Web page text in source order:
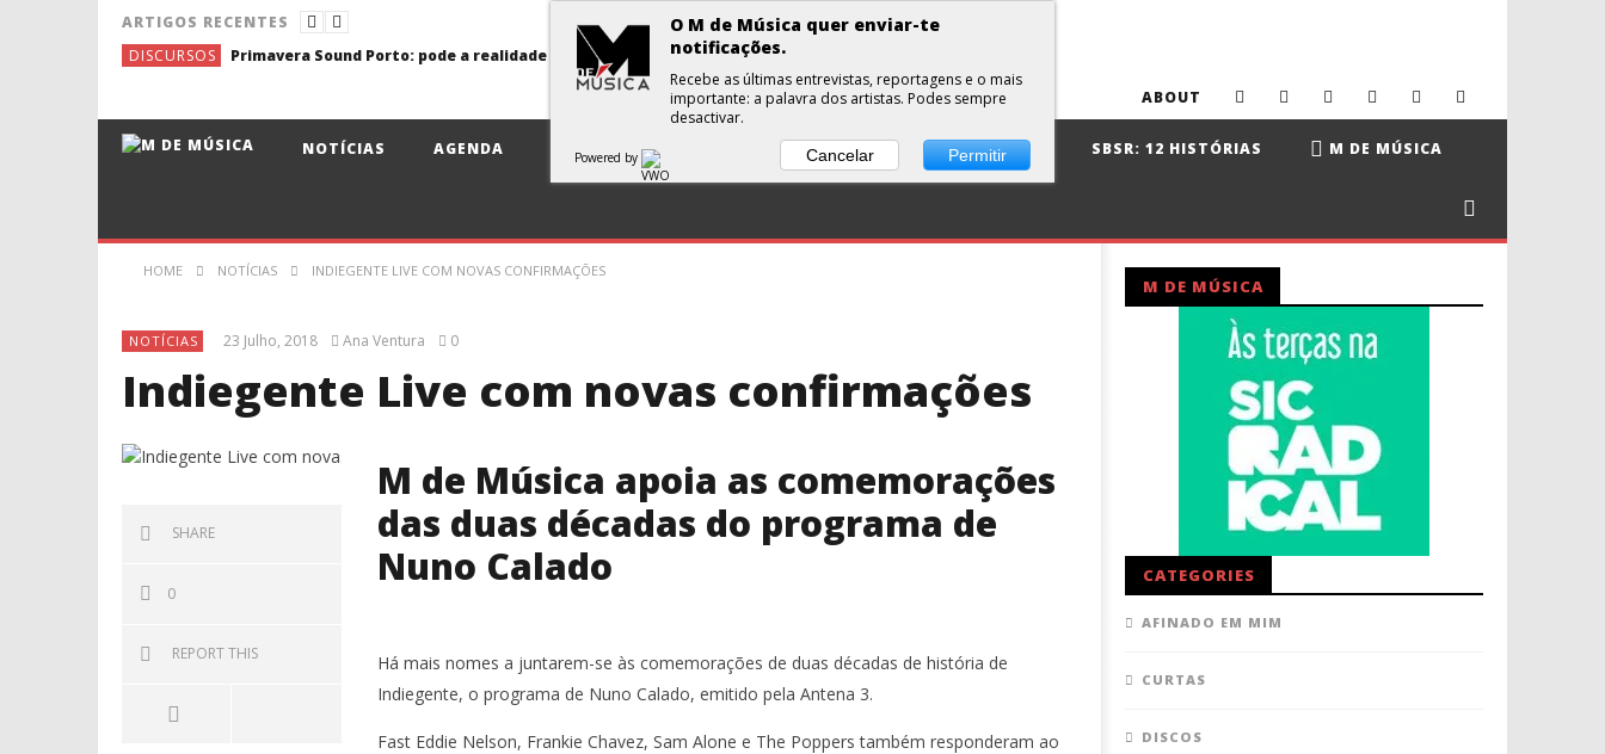
ARTIGOS RECENTES
DISCURSOS
ABOUT
NOTÍCIAS AGENDA DISCOS CURTAS PLAYLISTS SBSR: 12 HISTÓRIAS M DE MÚSICA
HOME NOTÍCIAS INDIEGENTE LIVE COM NOVAS CONFIRMAÇÕES
NOTÍCIAS 23 Julho, 2018 Ana Ventura 0
Indiegente Live com novas confirmações
SHARE
0
REPORT THIS
M de Música apoia as comemorações
das duas décadas do programa de
Nuno Calado
Há mais nomes a juntarem-se às comemorações de duas décadas de história de
Indiegente, o programa de Nuno Calado, emitido pela Antena 3.
Fast Eddie Nelson, Frankie Chavez, Sam Alone e The Poppers também responderam ao
M DE MÚSICA
CATEGORIES
AFINADO EM MIM
CURTAS
DISCOS
O M de Música quer enviar-te
notificações.
Recebe as últimas entrevistas, reportagens e o mais
importante: a palavra dos artistas. Podes sempre
desactivar.
Powered by Cancelar Permitir